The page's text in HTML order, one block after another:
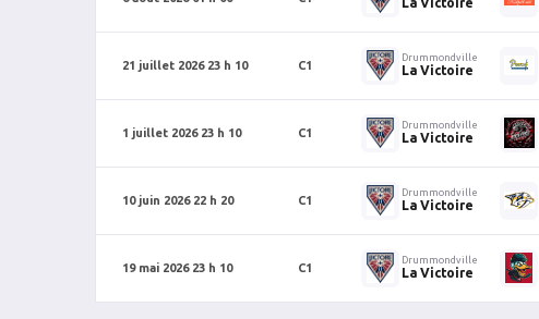
21 juillet 2026 23 h 10 C1
Drummondville
La Victoire
1 juillet 2026 23 h 10 C1
Drummondville
La Victoire
10 juin 2026 22 h 20 C1
Drummondville
La Victoire
19 mai 2026 23 h 10 C1
Drummondville
La Victoire